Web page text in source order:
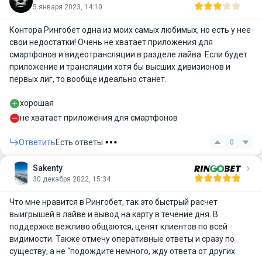
5 января 2023, 14:10
Контора Рингобет одна из моих самых любимых, но есть у нее
свои недостатки! Очень не хватает приложения для
смартфонов и видеотрансляции в разделе лайва. Если будет
приложение и трансляции хотя бы высших дивизионов и
первых лиг, то вообще идеально станет.
хорошая
не хватает приложения для смартфонов
ОтветитьЕсть ответы 0
Sakenty
30 декабря 2022, 15:34
Что мне нравится в Рингобет, так это быстрый расчет
выигрышей в лайве и вывод на карту в течение дня. В
поддержке вежливо общаются, ценят клиентов по всей
видимости. Также отмечу оперативные ответы и сразу по
существу, а не “подождите немного, жду ответа от других